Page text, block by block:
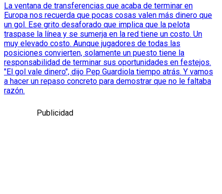
La ventana de transferencias que acaba de terminar en
Europa nos recuerda que pocas cosas valen más dinero que
un gol. Ese grito desaforado que implica que la pelota
traspase la línea y se sumerja en la red tiene un costo. Un
muy elevado costo. Aunque jugadores de todas las
posiciones convierten, solamente un puesto tiene la
responsabilidad de terminar sus oportunidades en festejos.
"El gol vale dinero", dijo Pep Guardiola tiempo atrás. Y vamos
a hacer un repaso concreto para demostrar que no le faltaba
razón.
Publicidad